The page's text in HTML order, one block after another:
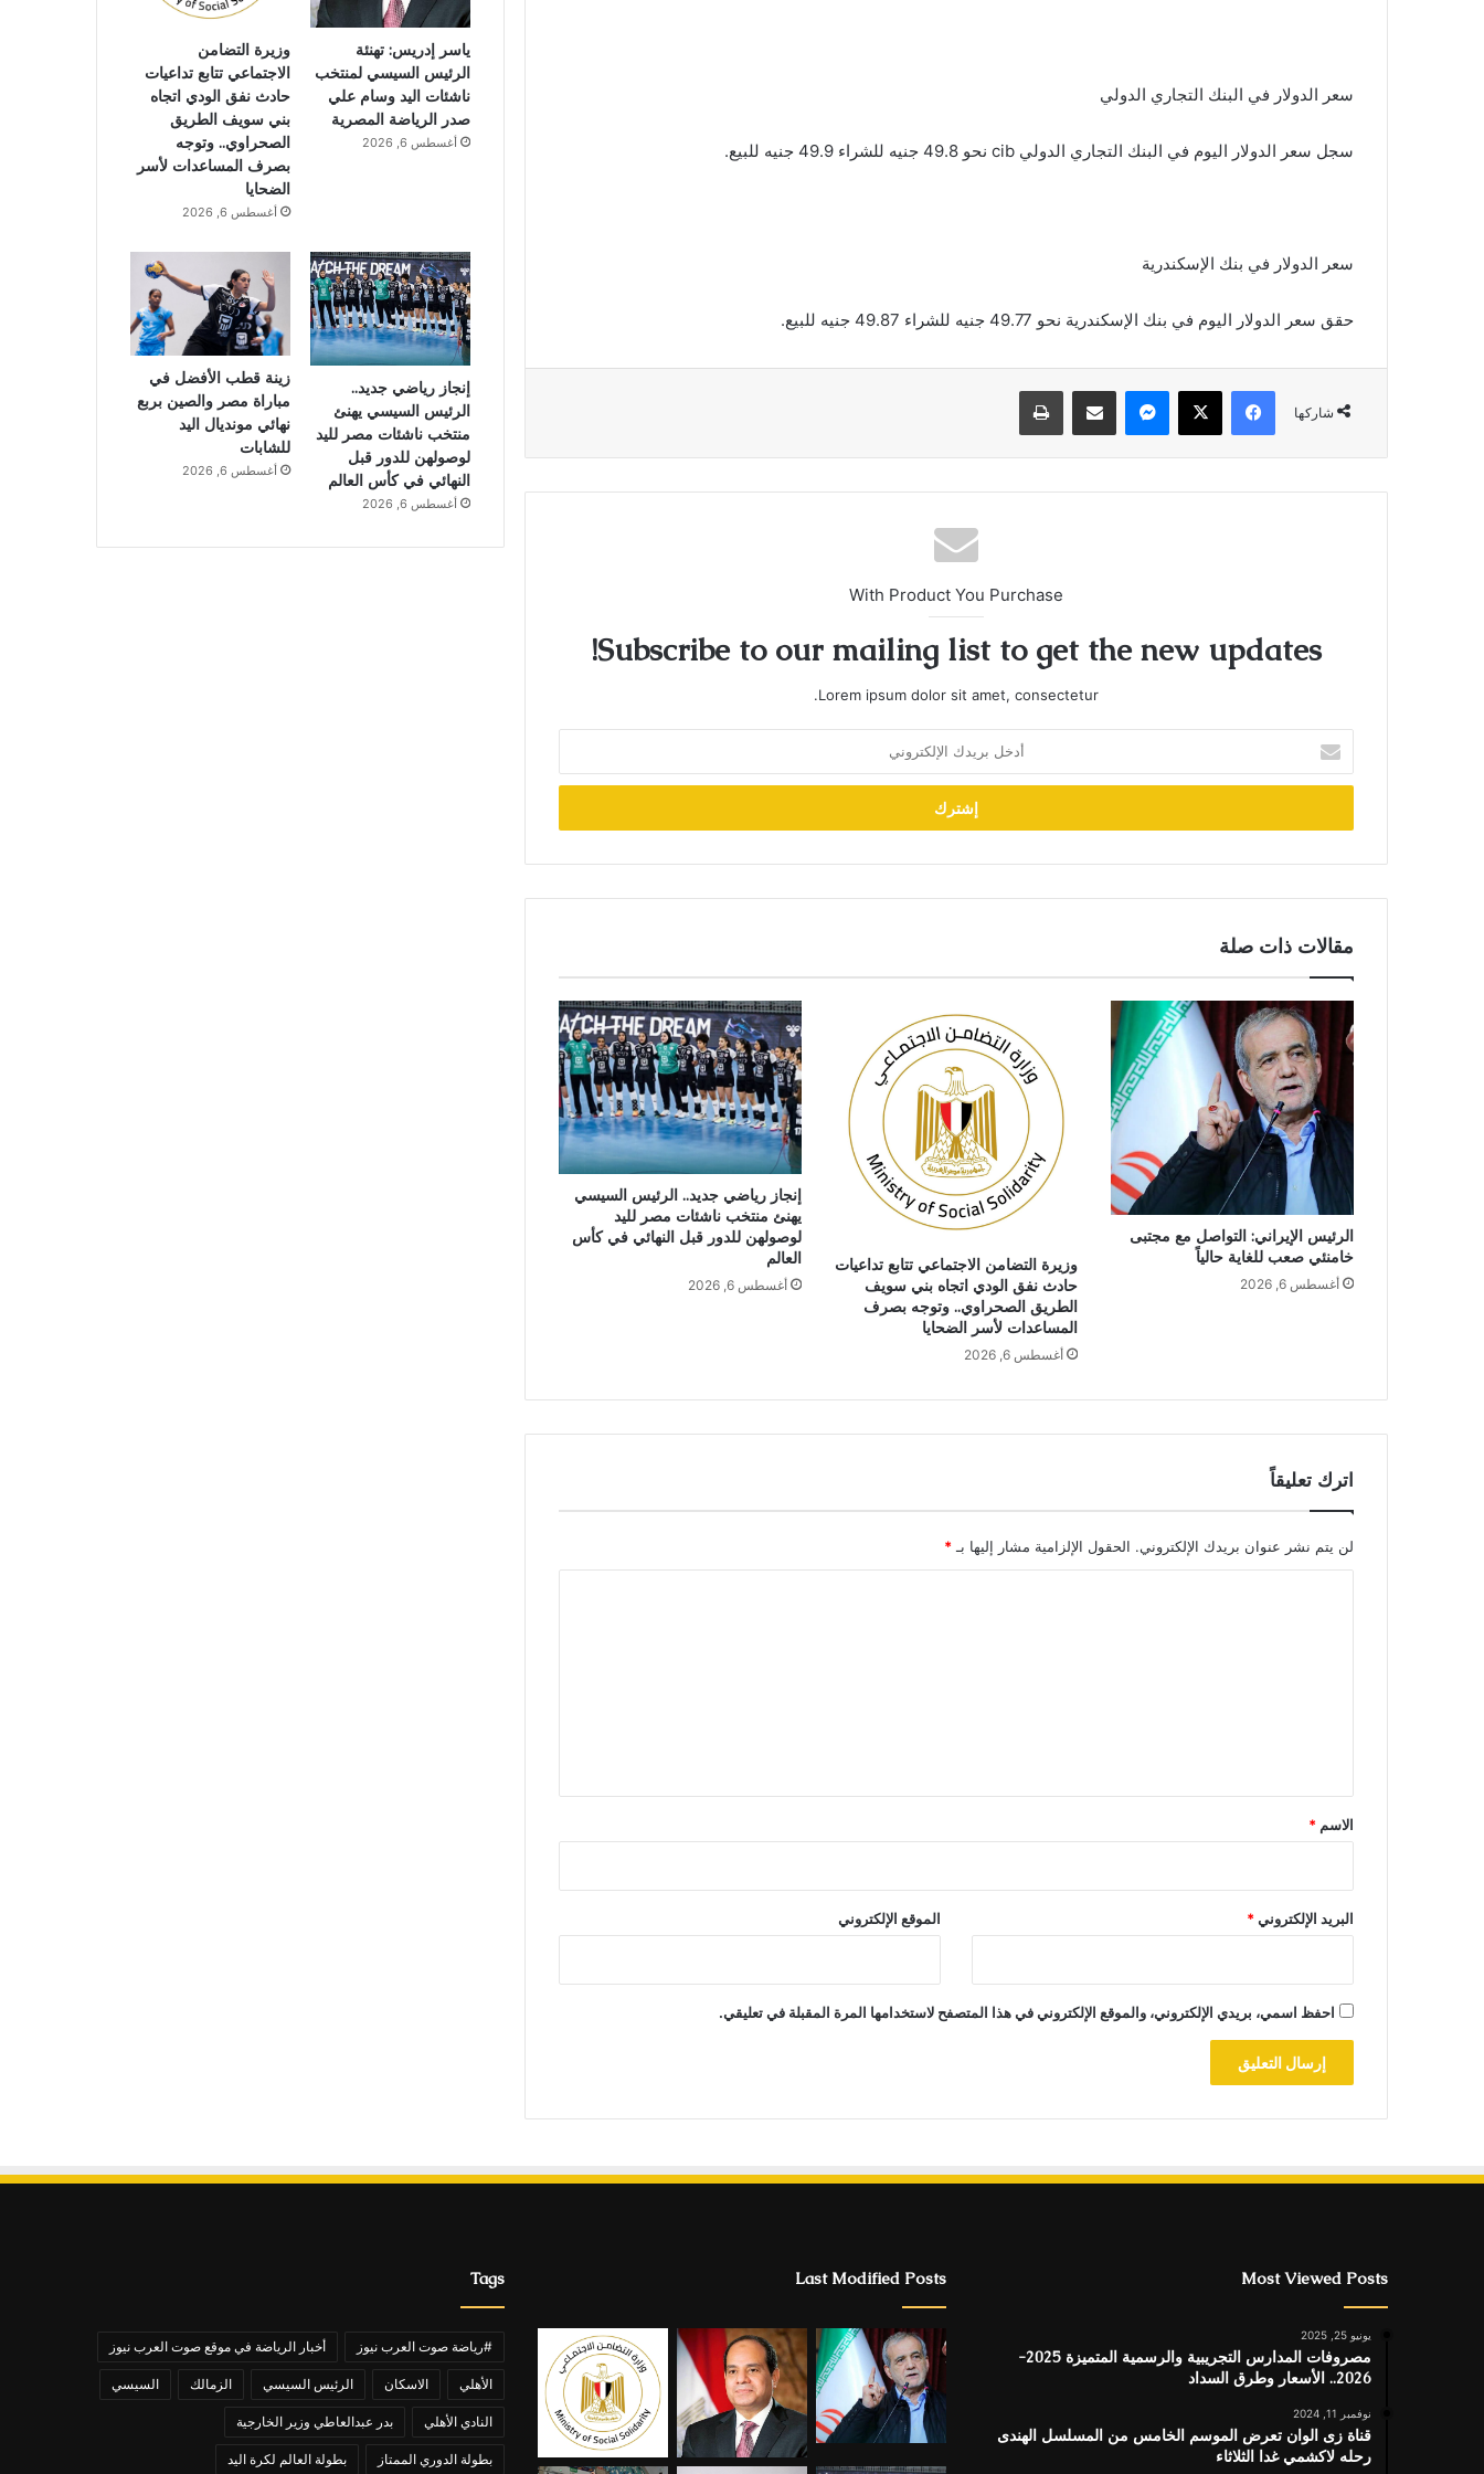
سعر الدولار في البنك التجاري الدولي
سجل سعر الدولار اليوم في البنك التجاري الدولي cib نحو 49.8 جنيه للشراء 49.9 جنيه للبيع.
سعر الدولار في بنك الإسكندرية
حقق سعر الدولار اليوم في بنك الإسكندرية نحو 49.77 جنيه للشراء 49.87 جنيه للبيع.
شاركها
فيسبوك X ماسنجر مشاركة عبر البريد طباعة
With Product You Purchase
Subscribe to our mailing list to get the new updates!
Lorem ipsum dolor sit amet, consectetur.
بريدك
الإلكتروني
مقالات ذات صلة
الرئيس الإيراني: التواصل مع مجتبى
خامنئي صعب للغاية حالياً
أغسطس 6, 2026
وزيرة التضامن الاجتماعي تتابع تداعيات
حادث نفق الودي اتجاه بني سويف
الطريق الصحراوي.. وتوجه بصرف
المساعدات لأسر الضحايا
أغسطس 6, 2026
إنجاز رياضي جديد.. الرئيس السيسي
يهنئ منتخب ناشئات مصر لليد
لوصولهن للدور قبل النهائي في كأس
العالم
أغسطس 6, 2026
اترك تعليقاً
لن يتم نشر عنوان بريدك الإلكتروني. الحقول الإلزامية مشار إليها بـ *
*
الاسم *
البريد الإلكتروني* الموقع الإلكتروني
احفظ اسمي، بريدي الإلكتروني، والموقع الإلكتروني في هذا المتصفح لاستخدامها المرة المقبلة في تعليقي.
ياسر إدريس: تهنئة
الرئيس السيسي لمنتخب
ناشئات اليد وسام علي
صدر الرياضة المصرية
أغسطس 6, 2026
وزيرة التضامن
الاجتماعي تتابع تداعيات
حادث نفق الودي اتجاه
بني سويف الطريق
الصحراوي.. وتوجه
بصرف المساعدات لأسر
الضحايا
أغسطس 6, 2026
إنجاز رياضي جديد..
الرئيس السيسي يهنئ
منتخب ناشئات مصر لليد
لوصولهن للدور قبل
النهائي في كأس العالم
أغسطس 6, 2026
زينة قطب الأفضل في
مباراة مصر والصين بربع
نهائي مونديال اليد
للشابات
أغسطس 6, 2026
Most Viewed Posts
يونيو 25, 2025
مصروفات المدارس التجريبية والرسمية المتميزة 2025-
2026.. الأسعار وطرق السداد
نوفمبر 11, 2024
قناة زى الوان تعرض الموسم الخامس من المسلسل الهندى
رحله لاكشمي غدا الثلاثاء
Last Modified Posts
Tags
#رياضة صوت العرب نيوز أخبار الرياضة في موقع صوت العرب نيوز
الأهلي الاسكان الرئيس السيسي الزمالك السيسي
النادي الأهلي بدر عبدالعاطي وزير الخارجية
بطولة الدوري الممتاز بطولة العالم لكرة اليد